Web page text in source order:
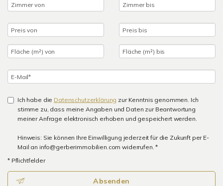
Ich habe die Datenschutzerklärung zur Kenntnis genommen. Ich
stimme zu, dass meine Angaben und Daten zur Beantwortung
meiner Anfrage elektronisch erhoben und gespeichert werden.
Hinweis: Sie können Ihre Einwilligung jederzeit für die Zukunft per E-
Mail an info@gerberimmobilien.com widerrufen. *
* Pflichtfelder
Absenden